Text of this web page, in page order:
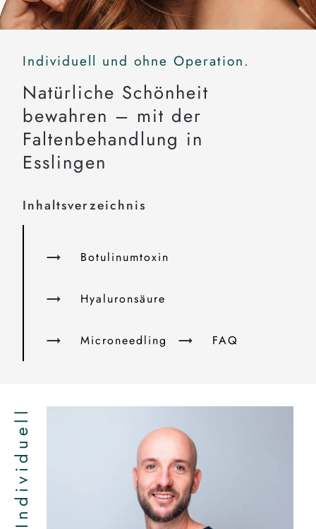
Individuell und ohne Operation.
Natürliche Schönheit
bewahren – mit der
Faltenbehandlung in
Esslingen
Inhaltsverzeichnis
Botulinumtoxin
Hyaluronsäure
Microneedling FAQ
Individuell